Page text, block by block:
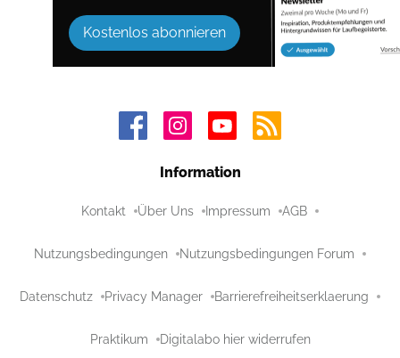
Kostenlos abonnieren
Information
Kontakt Über Uns Impressum AGB
Nutzungsbedingungen Nutzungsbedingungen Forum
Datenschutz Privacy Manager Barrierefreiheitserklaerung
Praktikum Digitalabo hier widerrufen